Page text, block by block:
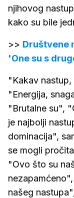
njihovog
kako su bile
>> Društvene
'One su s
"Kakav
"Energija,
"Brutalne su",
je najbolji
dominacija",
se mogli
"Ovo što su
našeg